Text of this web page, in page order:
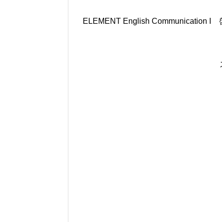
ELEMENT English Communication I